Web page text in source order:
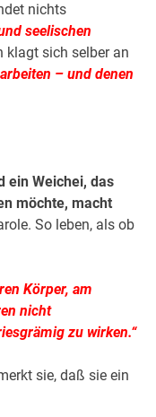
nichts
seelischen
klagt sich selber an
– und denen
ein Weichei, das
möchte, macht
So leben, als ob
Körper, am
nicht
zu wirken.“
sie, daß sie ein